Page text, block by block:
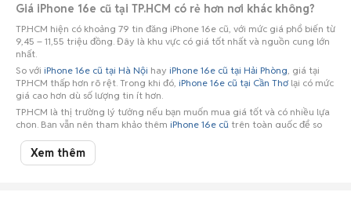
Giá iPhone 16e cũ tại TP.HCM có rẻ hơn nơi khác không?
TP.HCM hiện có khoảng 79 tin đăng iPhone 16e cũ, với mức giá phổ biến từ
9,45 – 11,55 triệu đồng. Đây là khu vực có giá tốt nhất và nguồn cung lớn
nhất.
So với iPhone 16e cũ tại Hà Nội hay iPhone 16e cũ tại Hải Phòng , giá tại
TP.HCM thấp hơn rõ rệt. Trong khi đó, iPhone 16e cũ tại Cần Thơ lại có mức
giá cao hơn dù số lượng tin ít hơn.
TP.HCM là thị trường lý tưởng nếu bạn muốn mua giá tốt và có nhiều lựa
chọn. Bạn vẫn nên tham khảo thêm iPhone 16e cũ trên toàn quốc để so
Xem thêm